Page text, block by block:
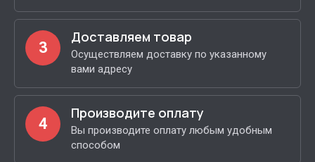
3
Доставляем товар
Осуществляем доставку по указанному
вами адресу
4
Производите оплату
Вы производите оплату любым удобным
способом